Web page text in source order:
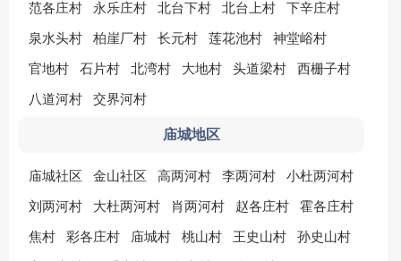
范各庄村 永乐庄村 北台下村 北台上村 下辛庄村
泉水头村 柏崖厂村 长元村 莲花池村 神堂峪村
官地村 石片村 北湾村 大地村 头道梁村 西栅子村
八道河村 交界河村
庙城地区
庙城社区 金山社区 高两河村 李两河村 小杜两河村
刘两河村 大杜两河村 肖两河村 赵各庄村 霍各庄村
焦村 彩各庄村 庙城村 桃山村 王史山村 孙史山村